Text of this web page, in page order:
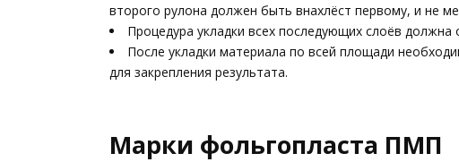
второго рулона должен быть внахлёст первому, и не
Процедура укладки всех последующих слоёв
После укладки материала по всей площади
для закрепления результата.
Марки фольгопласта ПМП